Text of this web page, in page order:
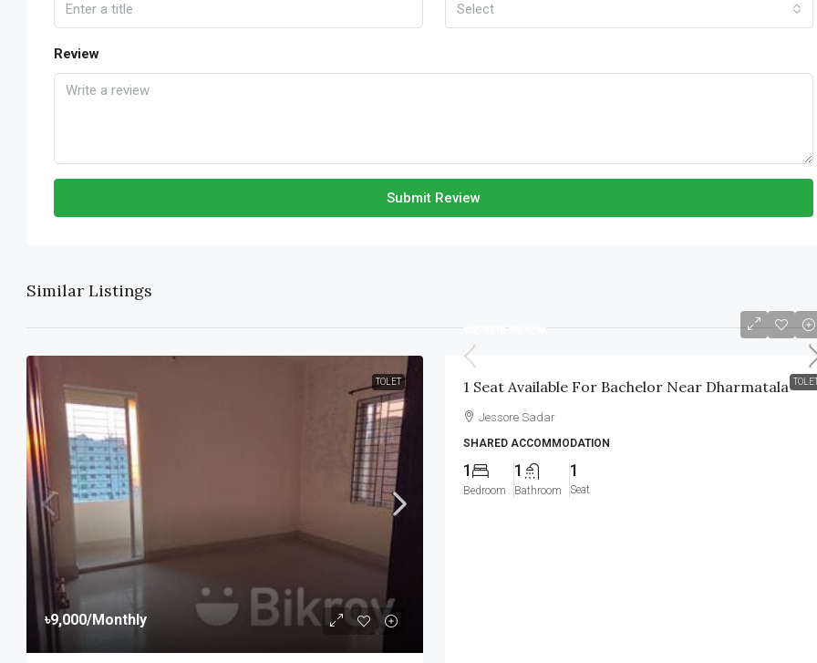
Select
Review
Submit Review
Similar Listings
TOLET
৳9,000/Monthly
আলোচনা সাপেক্ষে
1 Seat Available For Bachelor Near Dharmatala
Jessore Sadar
SHARED ACCOMMODATION
1
Bedroom
1
Bathroom
1
Seat